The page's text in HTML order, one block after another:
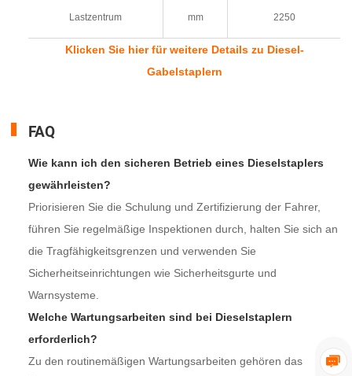

Lastzentrum mm 2250
Klicken Sie hier für weitere Details zu Diesel-
Gabelstaplern
FAQ
Wie kann ich den sicheren Betrieb eines Dieselstaplers
gewährleisten?
Priorisieren Sie die Schulung und Zertifizierung der Fahrer,
führen Sie regelmäßige Inspektionen durch, halten Sie sich an
die Tragfähigkeitsgrenzen und verwenden Sie
Sicherheitseinrichtungen wie Sicherheitsgurte und
Warnsysteme.
Welche Wartungsarbeiten sind bei Dieselstaplern
erforderlich?
Zu den routinemäßigen Wartungsarbeiten gehören das